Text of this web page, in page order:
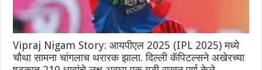
Vipraj Nigam Story: आयपीएल 2025 (IPL 2025) मध्ये
चौथा सामना चांगलाच थरारक झाला. दिल्ली कॅपिटल्सने अखेरच्या